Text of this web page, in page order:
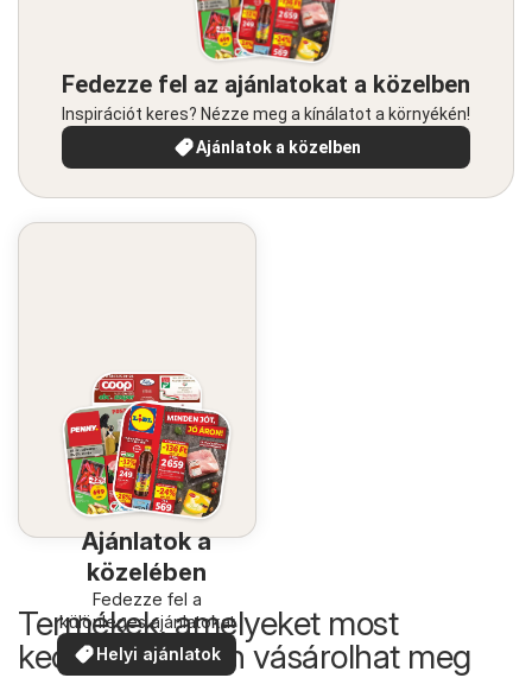
Fedezze fel az ajánlatokat a közelben
Inspirációt keres? Nézze meg a kínálatot a környékén!
Ajánlatok a közelben
Ajánlatok a
közelében
Fedezze fel a
különleges ajánlatokat
Helyi ajánlatok
Termékek, amelyeket most
kedvezőbb áron vásárolhat meg